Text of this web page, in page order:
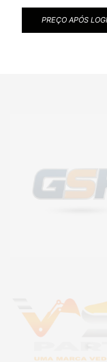
PREÇO APÓS